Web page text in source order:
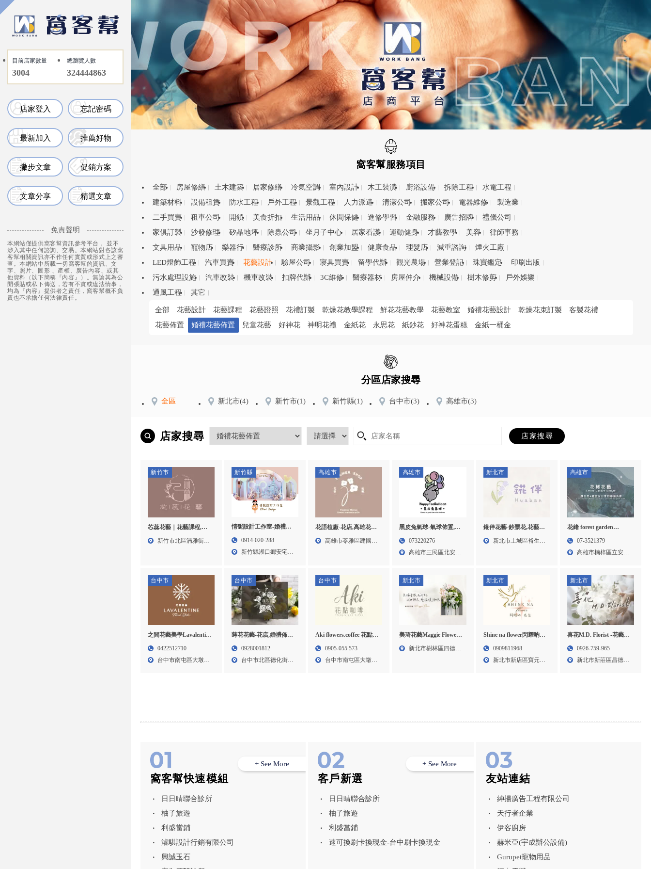
目前店家數量
3004
總瀏覽人數
324444863
店家登入 忘記密碼
最新加入 推薦好物
撇步文章 促銷方案
文章分享 精選文章
免責聲明
本網站僅提供窩客幫資訊參考平台， 並不
涉入其中任何諮詢、交易。本網站對各該窩
客幫相關資訊亦不作任何實質或形式上之審
查。本網站中所載一切窩客幫的資訊、文
字、照片、圖形 、產權、廣告內容、或其
他資料（以下簡稱『內容』）。無論其為公
開張貼或私下傳送，若有不實或違法情事，
均為『內容』提供者之責任，窩客幫概不負
責也不承擔任何法律責任。
窩客幫服務項目
全部 房屋修繕 土木建築 居家修繕 冷氣空調 室內設計 木工裝潢 廚浴設備 拆除工程
水電工程
建築材料
設備租賃 防水工程 戶外工程 景觀工程 人力派遣 清潔公司 搬家公司 電器維修
製造業
二手買賣
租車公司 開鎖 美食折扣 生活用品 休閒保健 進修學習 金融服務 廣告招牌
禮儀公司
家俱訂製
沙發修理 矽晶地坪 除蟲公司 坐月子中心 居家看護 運動健身 才藝教學 美容
律師事務
文具用品
寵物店 樂器行 醫療診所 商業攝影 創業加盟 健康食品 理髮店 減重諮詢
煙火工廠
LED燈飾工程
汽車買賣 花藝設計 驗屋公司 寢具買賣 留學代辦 觀光農場 營業登記 珠寶鑑定
印刷出版
污水處理設施
汽車改裝 機車改裝 扣牌代辦 3C維修 醫療器材 房屋仲介 機械設備 樹木修剪
戶外娛樂
通風工程
其它
全部 花藝設計 花藝課程 花藝證照 花禮訂製 乾燥花教學課程 鮮花花藝教學 花藝教室 婚禮花藝設計 乾燥花束訂製
客製花禮
花藝佈置
婚禮花藝佈置 兒童花藝 好神花 神明花禮 金紙花 永思花 紙鈔花 好神花蛋糕 金紙一桶金
分區店家搜尋
全區 新北市(4) 新竹市(1) 新竹縣(1) 台中市(3) 高雄市(3)
店家搜尋
新竹市
芯蕊花藝｜花藝課程,花
禮設計,新竹花藝課程,北
新竹市北區湳雅街
新竹縣
情馜設計工作室-婚禮佈
置,婚禮背板佈置,新竹婚
0914-020-288
新竹縣湖口鄉安宅一
高雄市
花語植廠-花店,高雄花店,
苓雅區花店
高雄市苓雅區建國一
高雄市
黑皮兔氣球-氣球佈置,氣
球批發商,高雄氣球佈置,
氣球佈置,三民區氣球批
073220276
高雄市三民區北安街
新北市
錵伴花藝-鈔票花,花藝訂
製,台北鈔票花,台北花藝
新北市土城區裕生路
高雄市
花緒 forest garden
design-花店,花藝設計,高
區花藝設計
07-3521379
高雄市楠梓區立安路
台中市
之間花藝美學Lavalentine
–花店,花店推薦,台中花店
0422512710
台中市南屯區大墩十
台中市
蒔花花藝-花店,婚禮佈置,
台中花店,北區花店
0928001812
台中市北區德化街
台中市
Aki flowers.coffee 花點咖
啡-花店 || 永生花訂製 ||
0905-055 573
台中市南屯區大墩路
新北市
美琦花藝Maggie Flower-
花店,台北花店,樹林區花
新北市樹林區四德街
新北市
Shine na flower閃耀吶花
兒花藝坊-花藝課程,花藝
0909811968
新北市新店區寶元路
新北市
喜花M.D. Florist -花藝教
室,花藝教學,台北花藝教
0926-759-965
新北市新莊區昌德街
窩客幫快速模組
日日晴聯合診所
柚子旅遊
利盛當鋪
濬騏設計行銷有限公司
興誠玉石
+ See More
客戶新選
日日晴聯合診所
柚子旅遊
利盛當鋪
速可換刷卡換現金-台中刷卡換現金
+ See More
友站連結
紳揚廣告工程有限公司
天行者企業
伊客廚房
赫米亞(宇成辦公設備)
Gurupet寵物用品